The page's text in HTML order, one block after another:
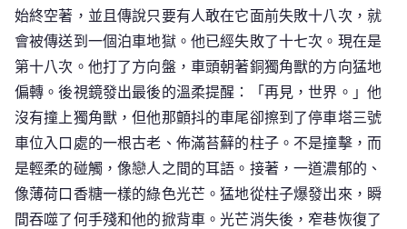
始終空著，並且傳說只要有人敢在它面前失敗十八次，就
會被傳送到一個泊車地獄。他已經失敗了十七次。現在是
第十八次。他打了方向盤，車頭朝著銅獨角獸的方向猛地
偏轉。後視鏡發出最後的溫柔提醒：「再見，世界。」他
沒有撞上獨角獸，但他那顫抖的車尾卻擦到了停車塔三號
車位入口處的一根古老、佈滿苔蘚的柱子。不是撞擊，而
是輕柔的碰觸，像戀人之間的耳語。接著，一道濃郁的、
像薄荷口香糖一樣的綠色光芒。猛地從柱子爆發出來，瞬
間吞噬了何手殘和他的掀背車。光芒消失後，窄巷恢復了